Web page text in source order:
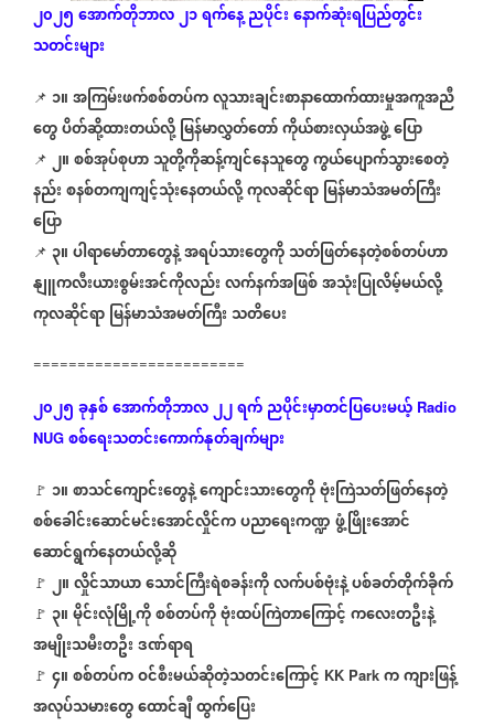
၂၀၂၅အောက်တိုဘာလ၂၁ရက်နေ့ညပိုင်းနောက်ဆုံးရပြည်တွင်း
သတင်းများ
📌 ⁨⁨⁨⁨⁨⁨⁨⁨⁨⁨⁨⁨⁨ ၁။အကြမ်းဖက်စစ်တပ်ကလူသားချင်းစာနာထောက်ထားမှုအကူအညီ
တွေပိတ်ဆို့ထားတယ်လို့မြန်မာလွှတ်တော်ကိုယ်စားလှယ်အဖွဲ့ပြော
📌 ⁨⁨⁨⁨⁨⁨⁨⁨⁨⁨⁨⁨⁨ ၂။စစ်အုပ်စုဟာသူတို့ကိုဆန့်ကျင်နေသူတွေကွယ်ပျောက်သွားစေတဲ့
နည်းစနစ်တကျကျင့်သုံးနေတယ်လို့ကုလဆိုင်ရာမြန်မာသံအမတ်ကြီး
ပြော
📌 ⁨⁨⁨⁨⁨⁨⁨⁨⁨⁨⁨⁨⁨ ၃။ပါရာမော်တာတွေနဲ့အရပ်သားတွေကိုသတ်ဖြတ်နေတဲ့စစ်တပ်ဟာ
နျူကလီးယားစွမ်းအင်ကိုလည်းလက်နက်အဖြစ်အသုံးပြုလိမ့်မယ်လို့
ကုလဆိုင်ရာမြန်မာသံအမတ်ကြီးသတိပေး
========================
၂၀၂၅ခုနှစ်အောက်တိုဘာလ၂၂ရက်ညပိုင်းမှာတင်ပြပေးမယ့် Radio
NUG စစ်ရေးသတင်းကောက်နုတ်ချက်များ
🚩 ၁။စာသင်ကျောင်းတွေနဲ့ကျောင်းသားတွေကိုဗုံးကြဲသတ်ဖြတ်နေတဲ့
စစ်ခေါင်းဆောင်မင်းအောင်လှိုင်ကပညာရေးကဏ္ဍဖွံ့ဖြိုးအောင်
ဆောင်ရွက်နေတယ်လို့ဆို
🚩 ⁨⁨⁨⁨⁨⁨⁨⁨⁨⁨⁨⁨⁨ ၂။လှိုင်သာယာသောင်ကြီးရဲစခန်းကိုလက်ပစ်ဗုံးနဲ့ပစ်ခတ်တိုက်ခိုက်
🚩 ၃။မိုင်းလုံမြို့ကိုစစ်တပ်ကိုဗုံးထပ်ကြဲတာကြောင့်ကလေးတဦးနဲ့
အမျိုးသမီးတဦးဒဏ်ရာရ
🚩 ၄။စစ်တပ်ကဝင်စီးမယ်ဆိုတဲ့သတင်းကြောင့် KK Park ကကျားဖြန့်
အလုပ်သမားတွေထောင်ချီထွက်ပြေး